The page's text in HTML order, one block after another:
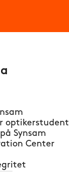
optikerstudent
Synsam
Center